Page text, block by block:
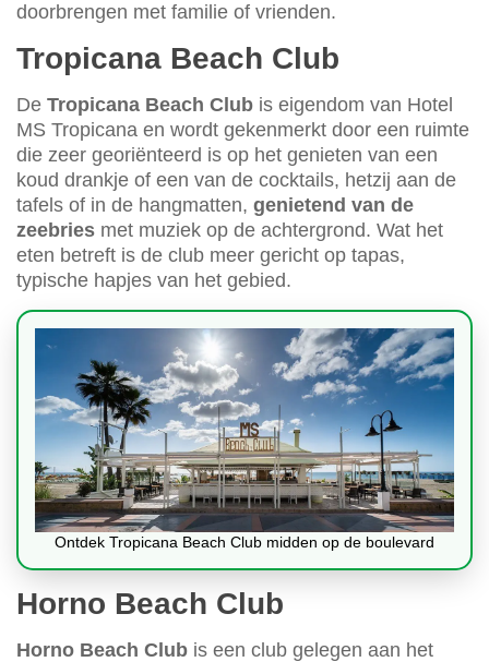
doorbrengen met familie of vrienden.
Tropicana Beach Club
De Tropicana Beach Club is eigendom van Hotel
MS Tropicana en wordt gekenmerkt door een ruimte
die zeer georiënteerd is op het genieten van een
koud drankje of een van de cocktails, hetzij aan de
tafels of in de hangmatten, genietend van de
zeebries met muziek op de achtergrond. Wat het
eten betreft is de club meer gericht op tapas,
typische hapjes van het gebied.
Ontdek Tropicana Beach Club midden op de boulevard
Horno Beach Club
Horno Beach Club is een club gelegen aan het